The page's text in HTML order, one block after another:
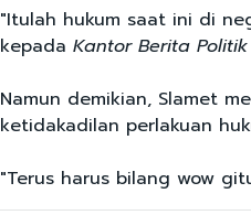
"Itulah hukum saat ini di
kepada Kantor Berita Politik
Namun demikian, Slamet
ketidakadilan perlakuan
"Terus harus bilang wow